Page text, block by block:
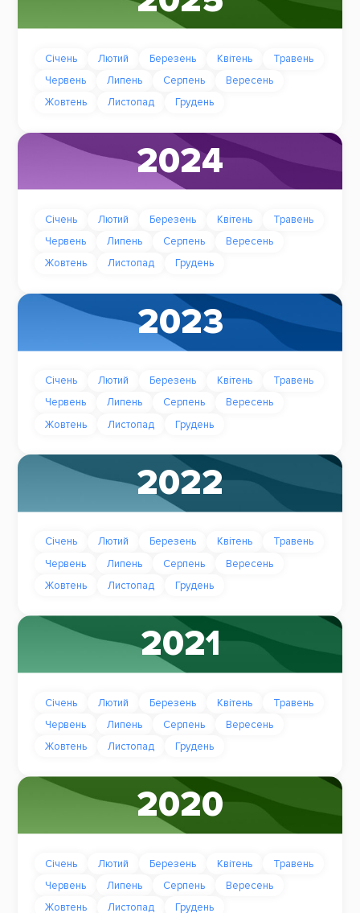
Січень Лютий Березень Квітень
Травень
Червень
Липень Серпень
Вересень
Жовтень
Листопад Грудень
2024
Січень Лютий Березень Квітень
Травень
Червень
Липень Серпень
Вересень
Жовтень
Листопад Грудень
2023
Січень Лютий Березень Квітень
Травень
Червень
Липень Серпень
Вересень
Жовтень
Листопад Грудень
2022
Січень Лютий Березень Квітень
Травень
Червень
Липень Серпень
Вересень
Жовтень
Листопад Грудень
2021
Січень Лютий Березень Квітень
Травень
Червень
Липень Серпень
Вересень
Жовтень
Листопад Грудень
2020
Січень Лютий Березень Квітень
Травень
Червень
Липень Серпень
Вересень
Жовтень
Листопад Грудень